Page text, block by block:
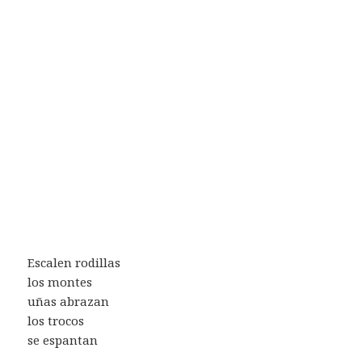
Escalen rodillas
los montes
uñas abrazan
los trocos
se espantan